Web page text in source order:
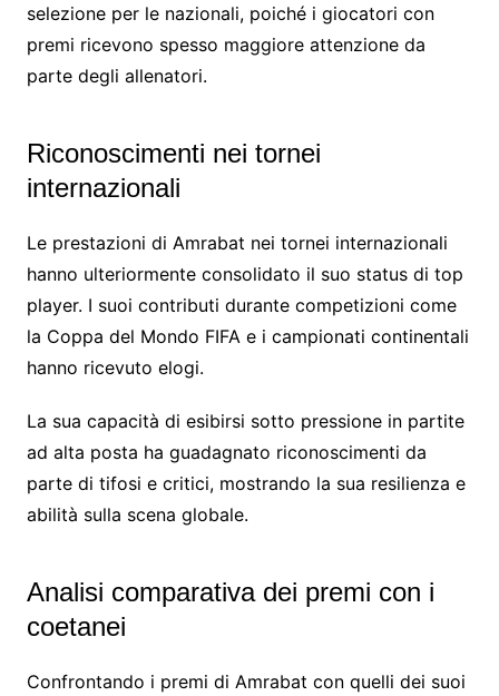
selezione per le nazionali, poiché i giocatori con
premi ricevono spesso maggiore attenzione da
parte degli allenatori.
Riconoscimenti nei tornei
internazionali
Le prestazioni di Amrabat nei tornei internazionali
hanno ulteriormente consolidato il suo status di top
player. I suoi contributi durante competizioni come
la Coppa del Mondo FIFA e i campionati continentali
hanno ricevuto elogi.
La sua capacità di esibirsi sotto pressione in partite
ad alta posta ha guadagnato riconoscimenti da
parte di tifosi e critici, mostrando la sua resilienza e
abilità sulla scena globale.
Analisi comparativa dei premi con i
coetanei
Confrontando i premi di Amrabat con quelli dei suoi